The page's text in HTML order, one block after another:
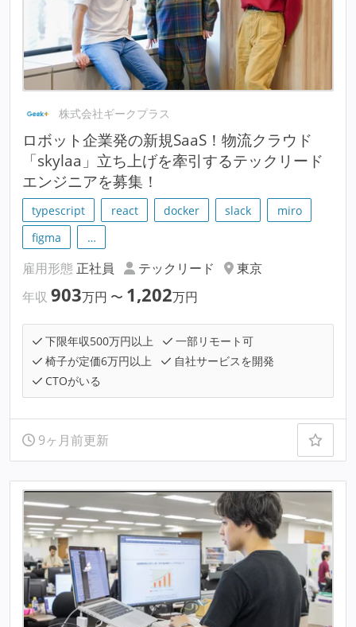
株式会社ギークプラス
ロボット企業発の新規SaaS！物流クラウド
「skylaa」立ち上げを牽引するテックリード
エンジニアを募集！
typescript react docker slack
miro
figma
…
雇用形態 正社員 テックリード
東京
年収 903万円 〜 1,202万円
下限年収500万円以上
一部リモート可
椅子が定価6万円以上
自社サービスを開発
CTOがいる
9ヶ月前更新